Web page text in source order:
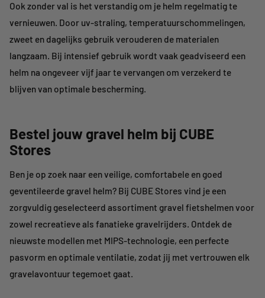
Ook zonder val is het verstandig om je helm regelmatig te
vernieuwen. Door uv-straling, temperatuurschommelingen,
zweet en dagelijks gebruik verouderen de materialen
langzaam. Bij intensief gebruik wordt vaak geadviseerd een
helm na ongeveer vijf jaar te vervangen om verzekerd te
blijven van optimale bescherming.
Bestel jouw gravel helm bij CUBE
Stores
Ben je op zoek naar een veilige, comfortabele en goed
geventileerde gravel helm? Bij CUBE Stores vind je een
zorgvuldig geselecteerd assortiment gravel fietshelmen voor
zowel recreatieve als fanatieke gravelrijders. Ontdek de
nieuwste modellen met MIPS-technologie, een perfecte
pasvorm en optimale ventilatie, zodat jij met vertrouwen elk
gravelavontuur tegemoet gaat.